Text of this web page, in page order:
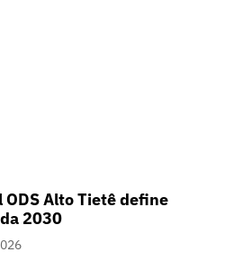
Alto Tietê define
2030